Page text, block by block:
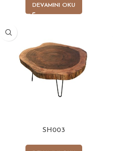
DEVAMINI OKU
SH003